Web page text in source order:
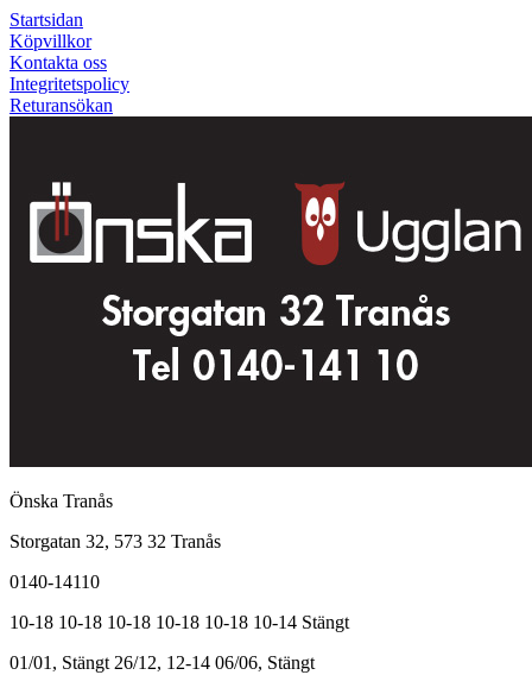
Startsidan
Köpvillkor
Kontakta oss
Integritetspolicy
Returansökan
Önska Tranås
Storgatan 32, 573 32 Tranås
0140-14110
10-18 10-18 10-18 10-18 10-18 10-14 Stängt
01/01, Stängt 26/12, 12-14 06/06, Stängt